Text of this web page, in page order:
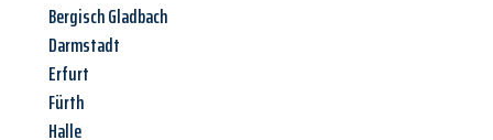
Bergisch Gladbach
Darmstadt
Erfurt
Fürth
Halle